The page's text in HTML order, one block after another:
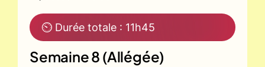
⏲ Durée totale : 11h45
Semaine 8 (Allégée)